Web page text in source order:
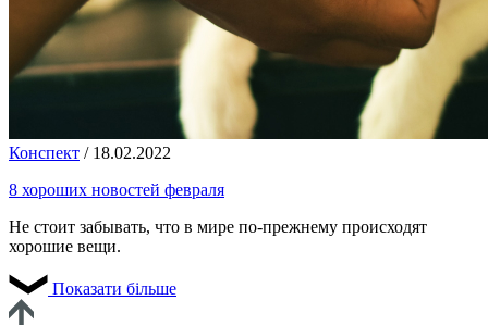
Конспект / 18.02.2022
8 хороших новостей февраля
Не стоит забывать, что в мире по-прежнему происходят
хорошие вещи.
Показати більше